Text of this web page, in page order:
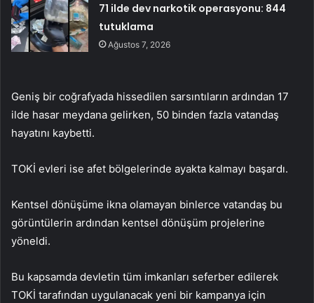
71 ilde dev narkotik operasyonu: 844
tutuklama
Ağustos 7, 2026
Geniş bir coğrafyada hissedilen sarsıntıların ardından 17
ilde hasar meydana gelirken, 50 binden fazla vatandaş
hayatını kaybetti.
TOKİ evleri ise afet bölgelerinde ayakta kalmayı başardı.
Kentsel dönüşüme ikna olamayan binlerce vatandaş bu
görüntülerin ardından kentsel dönüşüm projelerine
yöneldi.
Bu kapsamda devletin tüm imkanları seferber edilerek
TOKİ tarafından uygulanacak yeni bir kampanya için